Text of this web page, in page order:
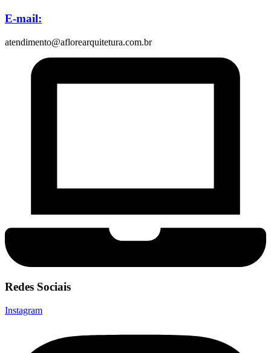
E-mail:
atendimento@aflorearquitetura.com.br
Redes Sociais
Instagram